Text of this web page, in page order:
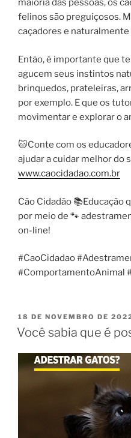
maioria das pessoas, os
felinos são preguiçosos.
caçadores e naturalmente
Então, é importante que
agucem seus instintos
brinquedos, prateleiras,
por exemplo. E que os
movimentar e explorar o
🐱Conte com os
ajudar a cuidar melhor do
www.caocidadao.com.br
Cão Cidadão 📚Educação
por meio de 🐾
on-line!
#CaoCidadao
#ComportamentoAnimal
18 DE NOVEMBRO DE
Você sabia que é